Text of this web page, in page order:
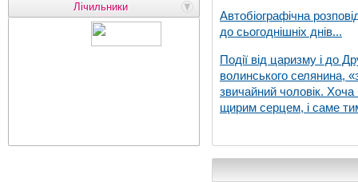
Лічильники
Автобіографічна
до сьогоднішніх днів...
Події від царизму і до
волинського селянина,
звичайний чоловік. Хоча
щирим серцем, і саме